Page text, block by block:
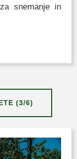
snemanje in
(3/6)